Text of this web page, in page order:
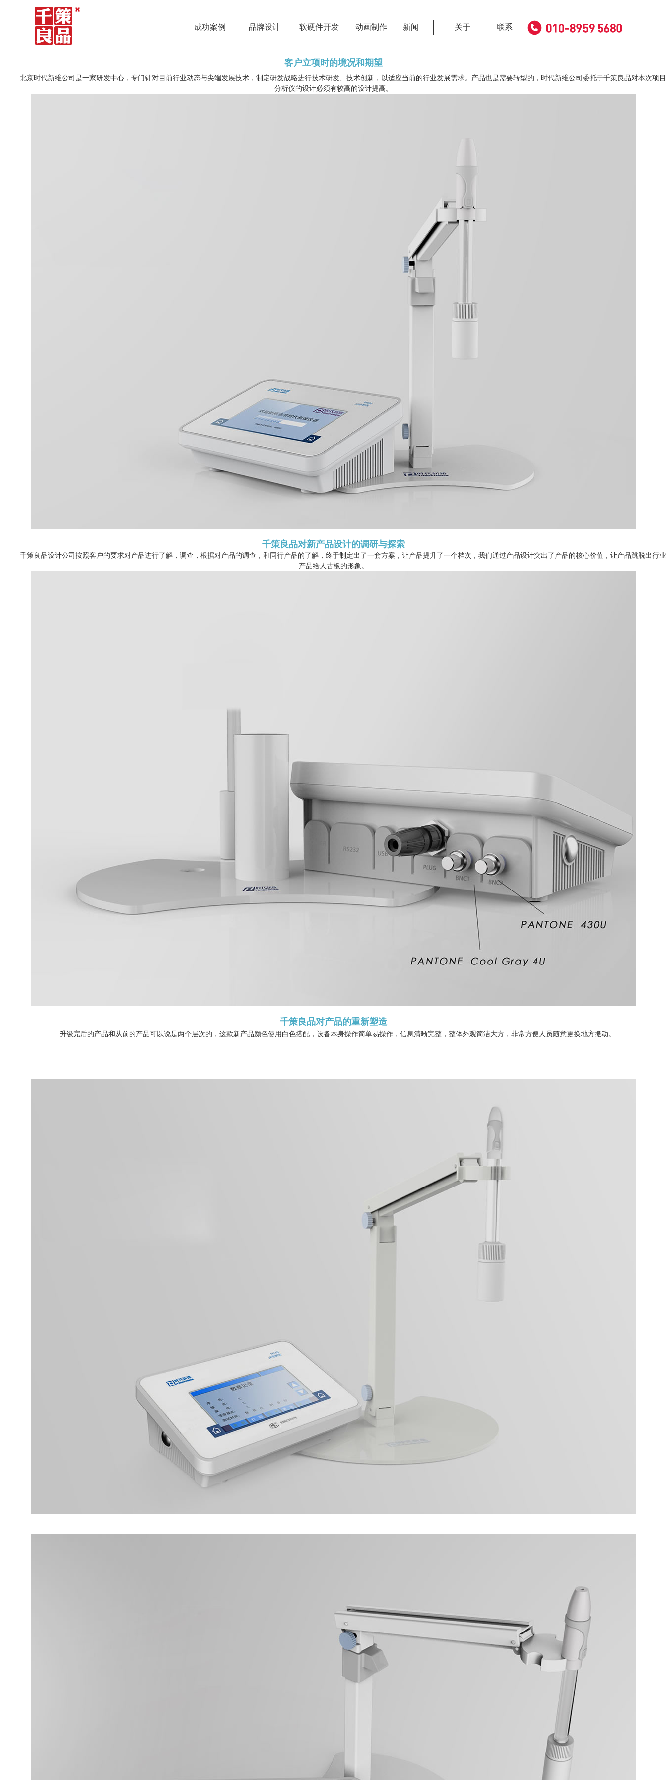
成功案例 品牌设计 软硬件开发 动画制作 新闻 关于 联系
客户立项时的境况和期望
北京时代新维公司是一家研发中心，专门针对目前行业动态与尖端发展技术，制定研发战略进行技术研发、技术创新，以适应当前的行业发展需求。产品也是需要转型的，时代新维公司委托于千策良品对本次项目
分析仪的设计必须有较高的设计提高。
千策良品对新产品设计的调研与探索
千策良品设计公司按照客户的要求对产品进行了解，调查，根据对产品的调查，和同行产品的了解，终于制定出了一套方案，让产品提升了一个档次， 我们通过产品设计突出了产品的核心价值，让产品跳脱出行业
产品给人古板的形象。
千策良品对产品的重新塑造
升级完后的产品和从前的产品可以说是两个层次的，这款新产品颜色使用白色搭配， 设备本身操作简单易操作，信息清晰完整，整体外观简洁大方，非常方便人员随意更换地方搬动。